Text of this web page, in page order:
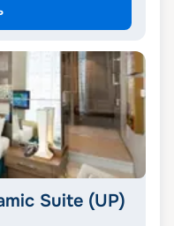
Suite (UP)